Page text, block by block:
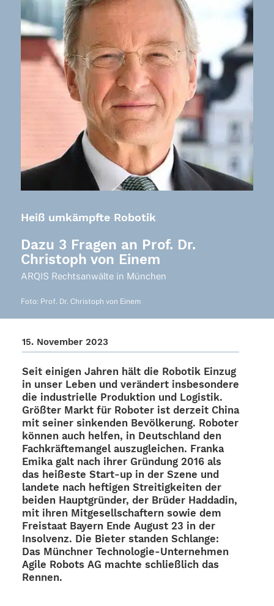
Heiß umkämpfte Robotik
Dazu 3 Fragen an Prof. Dr.
Christoph von Einem
ARQIS Rechts­an­wälte in München
Foto: Prof. Dr. Chris­toph von Einem
15. Novem­ber 2023
Seit eini­gen Jahren hält die Robo­tik Einzug
in unser Leben und verän­dert insbe­son­dere
die indus­tri­elle Produk­tion und Logis­tik.
Größ­ter Markt für Robo­ter ist derzeit China
mit seiner sinken­den Bevöl­ke­rung. Robo­ter
können auch helfen, in Deutsch­land den
Fach­kräf­te­man­gel auszu­glei­chen. Franka
Emika galt nach ihrer Grün­dung 2016 als
das heißeste Start-up in der Szene und
landete nach hefti­gen Strei­tig­kei­ten der
beiden Haupt­grün­der, der Brüder Hadda­din,
mit ihren Mitge­sell­schaf­tern sowie dem
Frei­staat Bayern Ende August 23 in der
Insol­venz. Die Bieter stan­den Schlange:
Das Münch­ner Tech­­no­­lo­­gie-Unter­­neh­­men
Agile Robots AG machte schließ­lich das
Rennen.